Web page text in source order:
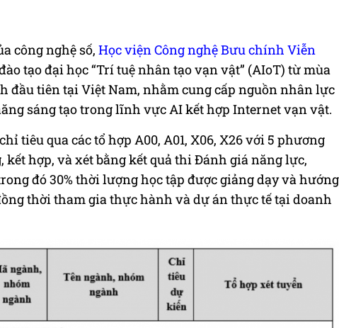
công nghệ số, Học viện Công nghệ Bưu chính Viễn
tạo đại học “Trí tuệ nhân tạo vạn vật” (AIoT) từ mùa
đầu tiên tại Việt Nam, nhằm cung cấp nguồn nhân lực
sáng tạo trong lĩnh vực AI kết hợp Internet vạn vật.
tiêu qua các tổ hợp A00, A01, X06, X26 với 5 phương
hợp, và xét bằng kết quả thi Đánh giá năng lực,
đó 30% thời lượng học tập được giảng dạy và hướng
thời tham gia thực hành và dự án thực tế tại doanh